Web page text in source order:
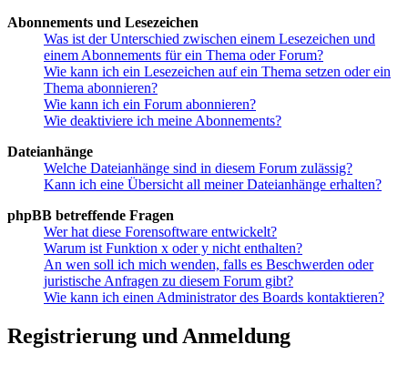
Abonnements und Lesezeichen
Was ist der Unterschied zwischen einem Lesezeichen und
einem Abonnements für ein Thema oder Forum?
Wie kann ich ein Lesezeichen auf ein Thema setzen oder ein
Thema abonnieren?
Wie kann ich ein Forum abonnieren?
Wie deaktiviere ich meine Abonnements?
Dateianhänge
Welche Dateianhänge sind in diesem Forum zulässig?
Kann ich eine Übersicht all meiner Dateianhänge erhalten?
phpBB betreffende Fragen
Wer hat diese Forensoftware entwickelt?
Warum ist Funktion x oder y nicht enthalten?
An wen soll ich mich wenden, falls es Beschwerden oder
juristische Anfragen zu diesem Forum gibt?
Wie kann ich einen Administrator des Boards kontaktieren?
Registrierung und Anmeldung